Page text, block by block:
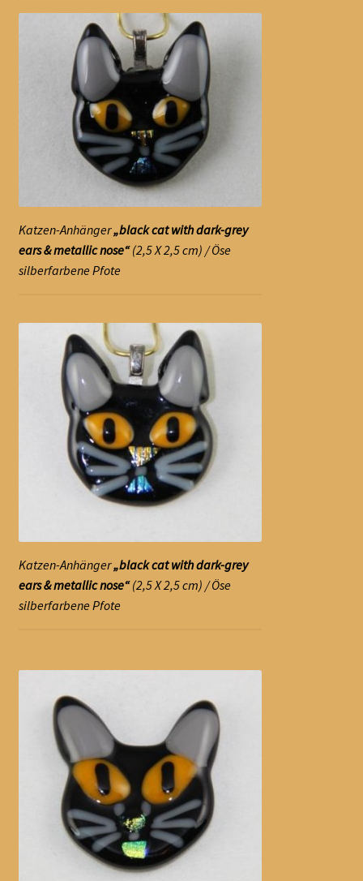
Katzen-Anhänger„black cat with dark-grey
ears & metallic nose“(2,5 X 2,5 cm) / Öse
silberfarbene Pfote
Katzen-Anhänger„black cat with dark-grey
ears & metallic nose“(2,5 X 2,5 cm) / Öse
silberfarbene Pfote